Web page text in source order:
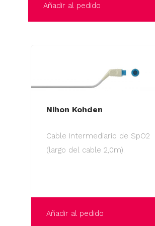
Añadir al pedido
Nihon Kohden
Cable Intermediario de SpO2
(largo del cable 2,0m).
Añadir al pedido